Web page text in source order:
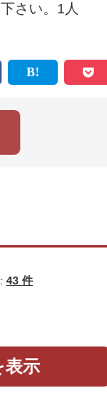
さい。1人
43 件
表示